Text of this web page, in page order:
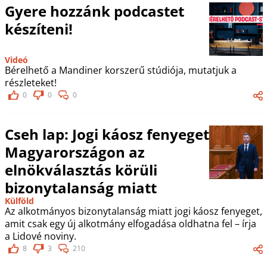
Gyere hozzánk podcastet
készíteni!
Videó
Bérelhető a Mandiner korszerű stúdiója, mutatjuk a
részleteket!
0 0 0
Cseh lap: Jogi káosz fenyeget
Magyarországon az
elnökválasztás körüli
bizonytalanság miatt
Külföld
Az alkotmányos bizonytalanság miatt jogi káosz fenyeget,
amit csak egy új alkotmány elfogadása oldhatna fel – írja
a Lidové noviny.
8 3 210